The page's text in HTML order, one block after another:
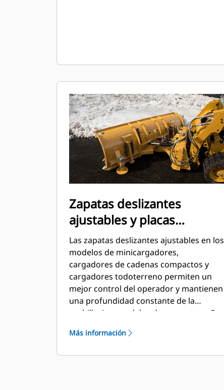
Zapatas deslizantes
ajustables y placas
deslizantes
Las zapatas deslizantes ajustables en los
modelos de minicargadores,
cargadores de cadenas compactos y
cargadores todoterreno permiten un
mejor control del operador y mantienen
una profundidad constante de la
cuchilla. Los modelos de mayor tamaño
empernadas. Ambos diseños
Más información